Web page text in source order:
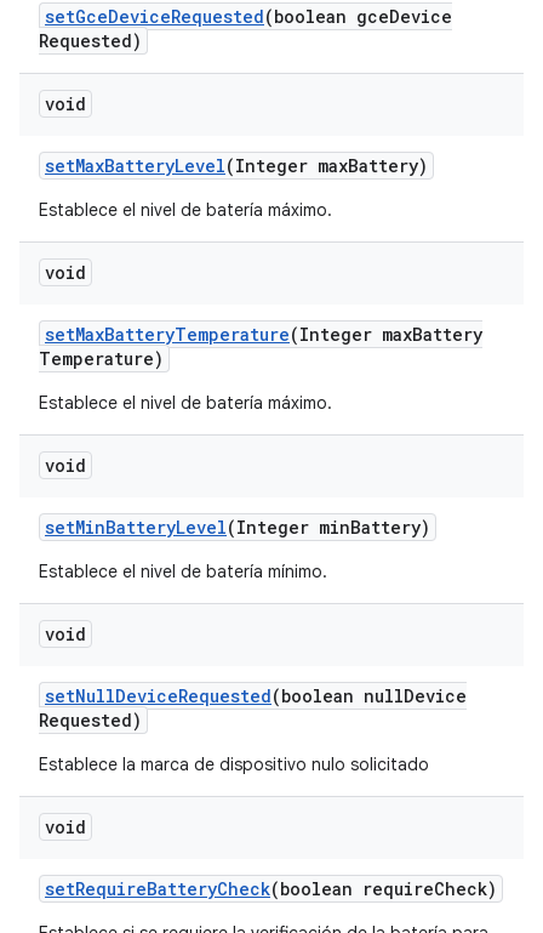
setGceDeviceRequested(boolean gceDevice
Requested)
void
setMaxBatteryLevel(Integer maxBattery)
Establece el nivel de batería máximo.
void
setMaxBatteryTemperature(Integer maxBattery
Temperature)
Establece el nivel de batería máximo.
void
setMinBatteryLevel(Integer minBattery)
Establece el nivel de batería mínimo.
void
setNullDeviceRequested(boolean nullDevice
Requested)
Establece la marca de dispositivo nulo solicitado
void
setRequireBatteryCheck(boolean requireCheck)